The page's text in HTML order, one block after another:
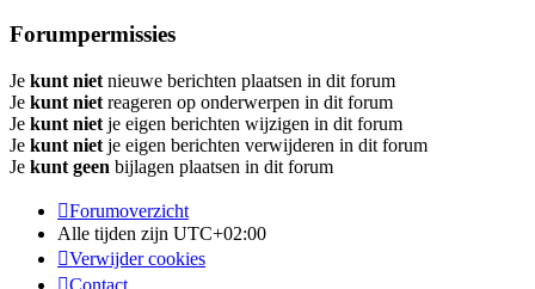
Forumpermissies
Je kunt niet nieuwe berichten plaatsen in dit forum
Je kunt niet reageren op onderwerpen in dit forum
Je kunt niet je eigen berichten wijzigen in dit forum
Je kunt niet je eigen berichten verwijderen in dit forum
Je kunt geen bijlagen plaatsen in dit forum
Forumoverzicht
Alle tijden zijn UTC+02:00
Verwijder cookies
Contact